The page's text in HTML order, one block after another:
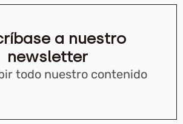
a nuestro
newsletter
todo nuestro contenido